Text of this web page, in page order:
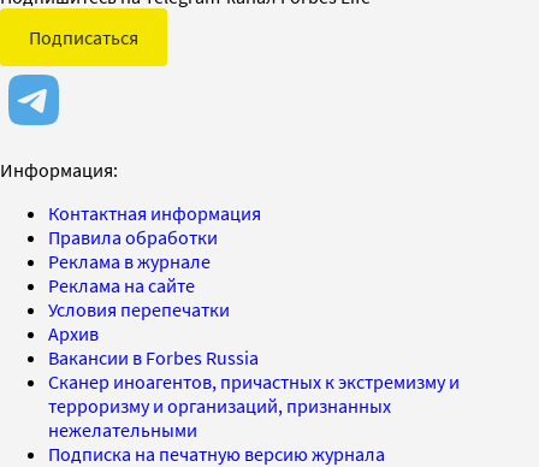
Подписаться
Информация:
Контактная информация
Правила обработки
Реклама в журнале
Реклама на сайте
Условия перепечатки
Архив
Вакансии в Forbes Russia
Сканер иноагентов, причастных к экстремизму и
терроризму и организаций, признанных
нежелательными
Подписка на печатную версию журнала